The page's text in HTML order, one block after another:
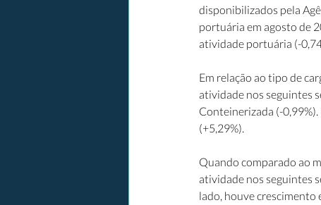
disponibilizados pela
portuária em agosto de
atividade portuária (-
Em relação ao tipo de
atividade nos seguintes
Conteinerizada (-
(+5,29%).
Quando comparado ao
atividade nos seguintes
lado, houve crescimento